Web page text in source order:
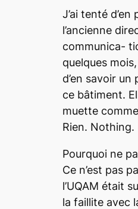
J’ai tenté d’en
l’ancienne
communica-
quelques
d’en savoir un
ce bâtiment.
muette
Rien. Nothing.
Pourquoi ne
Ce n’est pas
l’UQAM était
la faillite avec